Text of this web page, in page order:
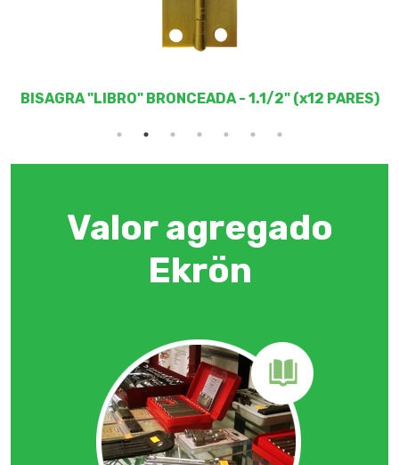
BISAGRA "LIBRO" BRONCEADA - 1.1/2" (x12 PARES)
Valor agregado
Ekrön